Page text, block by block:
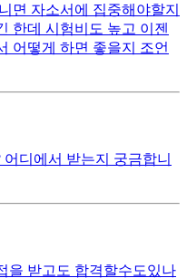
면 자소서에 집중해야할지
한데 시험비도 높고 이젠
어떻게 하면 좋을지 조언
디에서 받는지 궁금합니
을 받고도 합격할수도있나